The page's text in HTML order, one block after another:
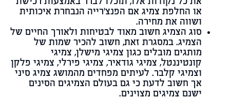
את כל נקודות אלו, תוכלו לברר באמצעות רכישת
או החלפת צמיג אם הפנצ'רייה הנבחרת איכותית
ושווה את מחירה.
סוג הצמיג חשוב מאוד לבטיחות ולאורך החיים של
הצמיג. במסגרת זאת, חשוב להכיר שמות של
מותגים מובלים כגון צמיגי מישלן, צמיגי
קונטיננטל, צמיגי גודאיר, צמיגי פירלי, צמיגי פלקן
וצמיגי קלבר. לעיתים מפחדים מהמושג צמיג סיני
אך חשוב לדעת כי גם בעולם הצמיגים הסינים
ישנם צמיגים מצוינים.